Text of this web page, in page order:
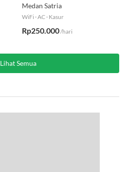
Medan Satria
WiFi ·AC · Kasur
Rp250.000/hari
Lihat Semua